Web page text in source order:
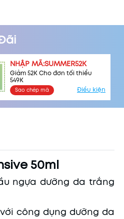
NHẬP MÃ:SUMMER52K
Giảm 52K Cho đơn tối thiểu
549K
Sao chép mã Điều kiện
50ml
ngựa dưỡng da trắng
công dụng dưỡng da